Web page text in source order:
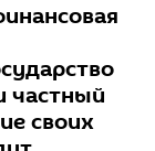
частный
своих